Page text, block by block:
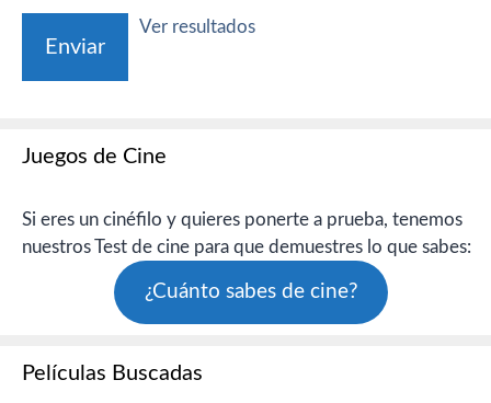
Ver resultados
Juegos de Cine
Si eres un cinéfilo y quieres ponerte a prueba, tenemos
nuestros Test de cine para que demuestres lo que sabes:
¿Cuánto sabes de cine?
Películas Buscadas